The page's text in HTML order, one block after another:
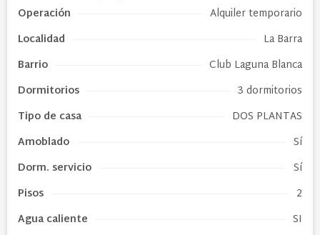
Operación
Alquiler temporario
Localidad
La Barra
Barrio
Club Laguna Blanca
Dormitorios
3 dormitorios
Tipo de casa
DOS PLANTAS
Amoblado
Sí
Dorm. servicio
Sí
Pisos
2
Agua caliente
SI